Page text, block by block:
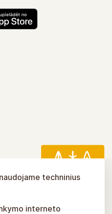
techninius
interneto